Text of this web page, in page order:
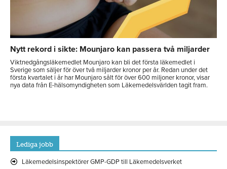
Nytt rekord i sikte: Mounjaro kan passera två miljarder
Viktnedgångsläkemedlet Mounjaro kan bli det första läkemedlet i
Sverige som säljer för över två miljarder kronor per år. Redan under det
första kvartalet i år har Mounjaro sålt för över 600 miljoner kronor, visar
nya data från E-hälsomyndigheten som Läkemedelsvärlden tagit fram.
Lediga jobb
Läkemedelsinspektörer GMP-GDP till Läkemedelsverket